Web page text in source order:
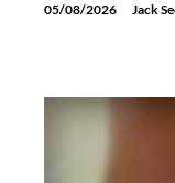
05/08/2026 Jack